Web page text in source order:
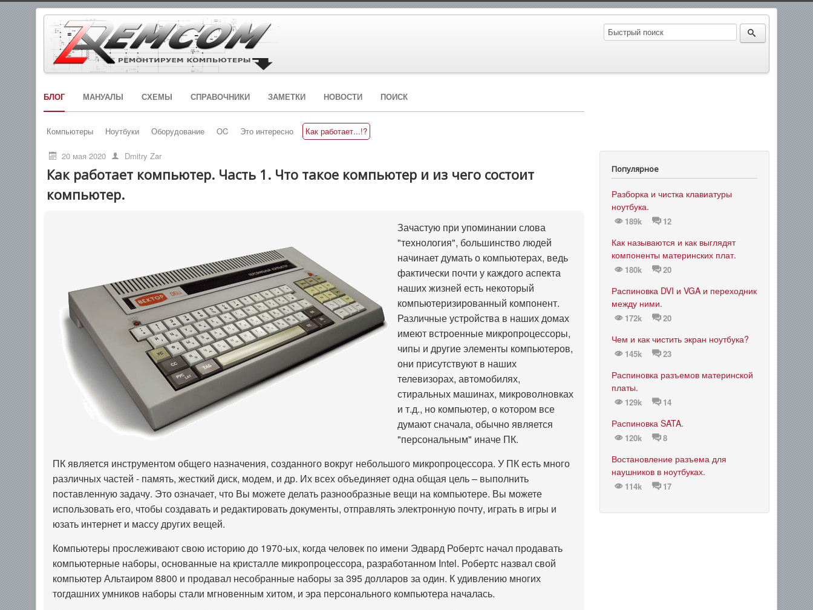
БЛОГ МАНУАЛЫ СХЕМЫ СПРАВОЧНИКИ ЗАМЕТКИ НОВОСТИ ПОИСК
Компьютеры Ноутбуки Оборудование OC Это интересно Как работает...!?
20 мая 2020 Dmitry Zar
Как работает компьютер. Часть 1. Что такое компьютер и из чего состоит
компьютер.
Зачастую при упоминании слова
"технология", большинство людей
начинает думать о компьютерах, ведь
фактически почти у каждого аспекта
наших жизней есть некоторый
компьютеризированный компонент.
Различные устройства в наших домах
имеют встроенные микропроцессоры,
чипы и другие элементы компьютеров,
они присутствуют в наших
телевизорах, автомобилях,
стиральных машинах, микроволновках
и т.д., но компьютер, о котором все
думают сначала, обычно является
"персональным" иначе ПК.
ПК является инструментом общего назначения, созданного вокруг небольшого микропроцессора. У ПК есть много
различных частей - память, жесткий диск, модем, и др. Их всех объединяет одна общая цель – выполнить
поставленную задачу. Это означает, что Вы можете делать разнообразные вещи на компьютере. Вы можете
использовать его, чтобы создавать и редактировать документы, отправлять электронную почту, играть в игры и
юзать интернет и массу других вещей.
Компьютеры прослеживают свою историю до 1970-ых, когда человек по имени Эдвард Робертс начал продавать
компьютерные наборы, основанные на кристалле микропроцессора, разработанном Intel. Робертс назвал свой
компьютер Альтаиром 8800 и продавал несобранные наборы за 395 долларов за один. К удивлению многих
тогдашних умников наборы стали мгновенным хитом, и эра персонального компьютера началась.
Популярное
Разборка и чистка клавиатуры
ноутбука.
189k 12
Как называются и как выглядят
компоненты материнских плат.
180k 20
Распиновка DVI и VGA и переходник
между ними.
172k 20
Чем и как чистить экран ноутбука?
145k 23
Распиновка разъемов материнской
платы.
129k 14
Распиновка SATA.
120k 8
Востановление разъема для
наушников в ноутбуках.
114k 17